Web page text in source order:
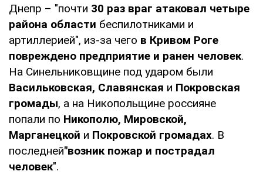
Днепр – "почти 30 раз враг атаковал четыре
района области беспилотниками и
артиллерией", из-за чего в Кривом Роге
повреждено предприятие и ранен человек.
На Синельниковщине под ударом были
Васильковская, Славянская и Покровская
громады, а на Никопольщине россияне
попали по Никополю, Мировской,
Марганецкой и Покровской громадах. В
последней"возник пожар и пострадал
человек".